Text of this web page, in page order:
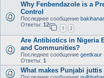
Why Fenbendazole is a
Control
Последнее сообщение
Ответы: 12
1 2
Are Antibiotics in Nigeria
and Communities?
Последнее сообщение geetkaur
Ответы: 1
What makes Punjabi